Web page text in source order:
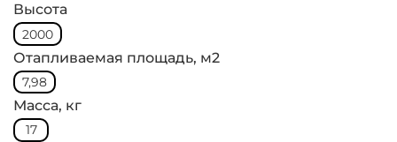
Высота
2000
Отапливаемая площадь, м2
7,98
Масса, кг
17